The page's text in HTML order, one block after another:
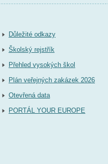
Důležité odkazy
Školský rejstřík
Přehled vysokých škol
Plán veřejných zakázek 2026
Otevřená data
PORTÁL YOUR EUROPE